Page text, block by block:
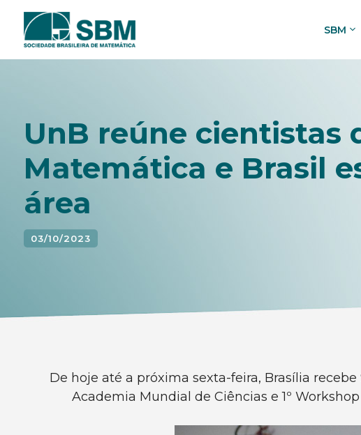
Pular
para
SBM
UnB reúne cientistas
Matemática e Brasil
área
03/10/2023
De hoje até a próxima sexta-feira, Brasília
Academia Mundial de Ciências e 1º